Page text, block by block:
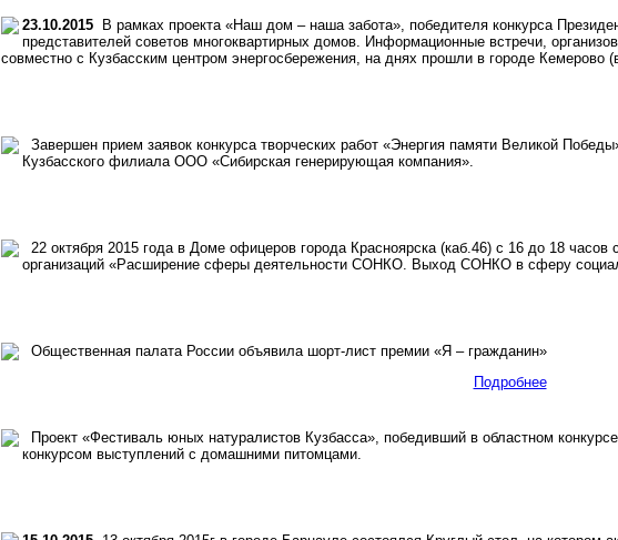
23.10.2015В рамках проекта «Наш дом – наша забота», победителя конкурса
представителей советов многоквартирных домов. Информационные встречи,
совместно с Кузбасским центром энергосбережения, на днях прошли в городе
Завершен прием заявок конкурса творческих работ «Энергия памяти Великой
Кузбасского филиала ООО «Сибирская генерирующая компания».
22 октября 2015 года в Доме офицеров города Красноярска (каб.46) с 16 до 18
организаций «Расширение сферы деятельности СОНКО. Выход СОНКО в сферу
Общественная палата России объявила шорт-лист премии «Я – гражданин»
Подробнее
Проект «Фестиваль юных натуралистов Кузбасса», победивший в областном
конкурсом выступлений с домашними питомцами.